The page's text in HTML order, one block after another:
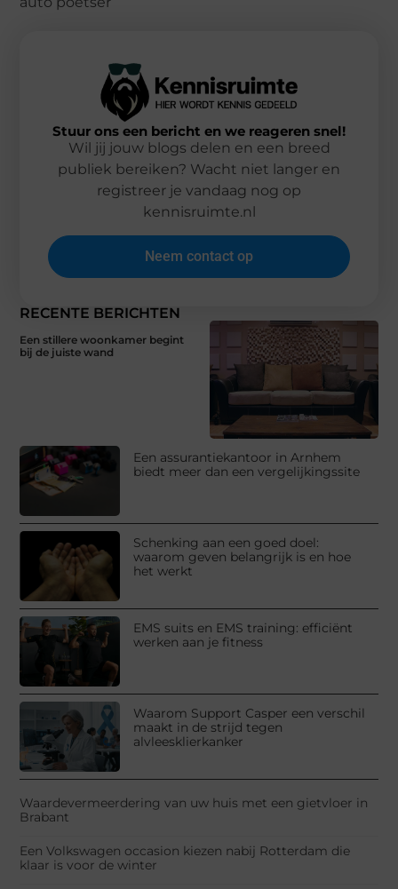
RECENTE BERICHTEN
Een stillere woonkamer begint
bij de juiste wand
Een assurantiekantoor in Arnhem
biedt meer dan een vergelijkingssite
Schenking aan een goed doel:
waarom geven belangrijk is en hoe
het werkt
EMS suits en EMS training: efficiënt
werken aan je fitness
Waarom Support Casper een verschil
maakt in de strijd tegen
alvleesklierkanker
Waardevermeerdering van uw huis met een gietvloer in
Brabant
Een Volkswagen occasion kiezen nabij Rotterdam die
klaar is voor de winter
Stuur ons een bericht en we reageren snel!
Wil jij jouw blogs delen en een breed
publiek bereiken? Wacht niet langer en
registreer je vandaag nog op
kennisruimte.nl
Neem contact op